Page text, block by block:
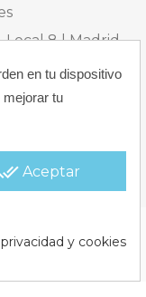
Local 8 | Madrid,
11 | Alicante,
Cookies |
Política
en tu dispositivo
mejorar tu
Aceptar
y cookies